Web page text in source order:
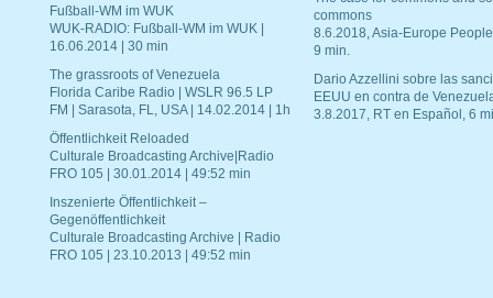
Fußball-WM im WUK
WUK-RADIO: Fußball-WM im WUK |
16.06.2014 | 30 min
The grassroots of Venezuela
Florida Caribe Radio | WSLR 96.5 LP
FM | Sarasota, FL, USA | 14.02.2014 | 1h
Öffentlichkeit Reloaded
Culturale Broadcasting Archive|Radio
FRO 105 | 30.01.2014 | 49:52 min
Inszenierte Öffentlichkeit –
Gegenöffentlichkeit
Culturale Broadcasting Archive | Radio
FRO 105 | 23.10.2013 | 49:52 min
commons
8.6.2018, Asia-Europe
9 min.
Dario Azzellini sobre las
EEUU en contra de
3.8.2017, RT en Español, 6